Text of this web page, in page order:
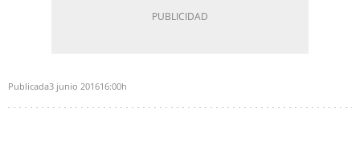
Publicada3 junio 201616:00h